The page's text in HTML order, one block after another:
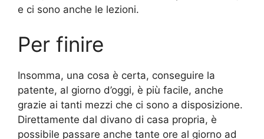
e ci sono anche le lezioni.
Per finire
Insomma, una cosa è certa, conseguire la
patente, al giorno d’oggi, è più facile, anche
grazie ai tanti mezzi che ci sono a disposizione.
Direttamente dal divano di casa propria, è
possibile passare anche tante ore al giorno ad